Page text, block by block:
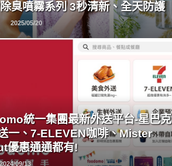
臭噴霧系列 3秒清新、全天防護
2025/05/20
統一集團最新外送平台-星巴克
一、7-ELEVEN咖啡、Mister
優惠通通都有!
2024/09/13
MORE